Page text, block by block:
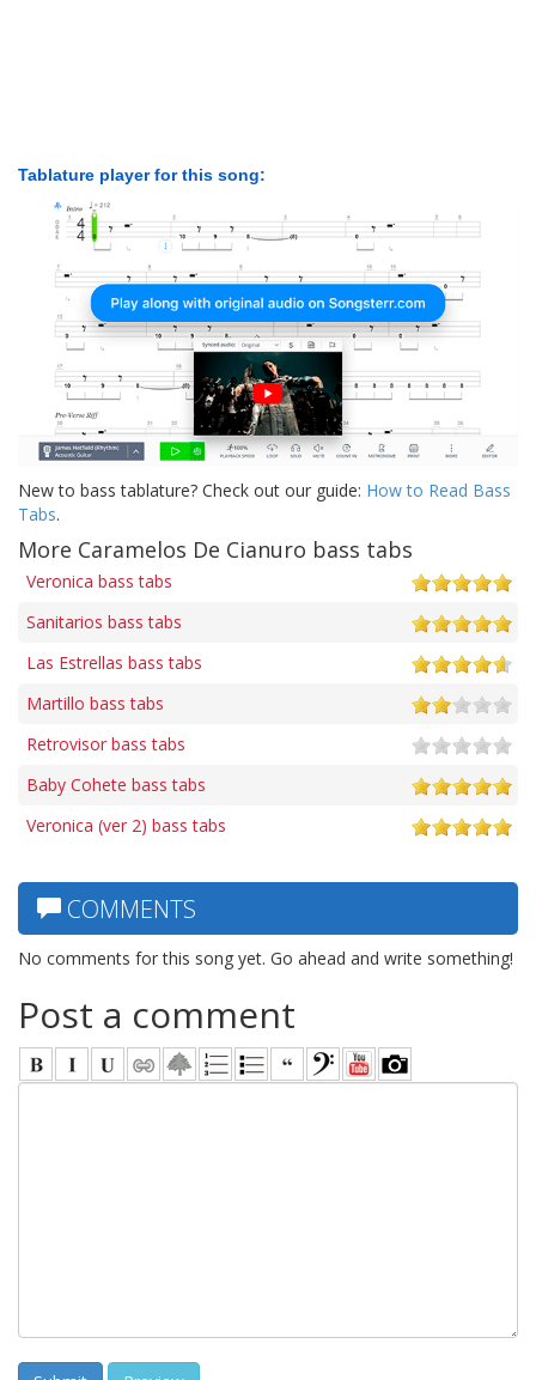
Tablature player for this song:
New to bass tablature? Check out our guide: How to Read Bass
Tabs.
More Caramelos De Cianuro bass tabs
Veronica bass tabs
Sanitarios bass tabs
Las Estrellas bass tabs
Martillo bass tabs
Retrovisor bass tabs
Baby Cohete bass tabs
Veronica (ver 2) bass tabs
COMMENTS
No comments for this song yet. Go ahead and write something!
Post a comment